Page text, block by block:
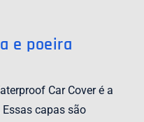
e poeira
Car Cover é a
capas são